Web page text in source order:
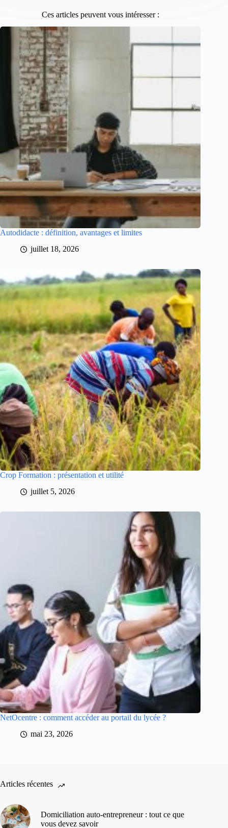
Ces articles peuvent vous intéresser :
Autodidacte : définition, avantages et limites
juillet 18, 2026
Crop Formation : présentation et utilité
juillet 5, 2026
NetOcentre : comment accéder au portail du lycée ?
mai 23, 2026
Articles récentes
Domiciliation auto-entrepreneur : tout ce que
vous devez savoir